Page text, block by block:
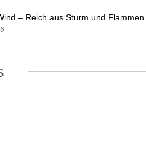
– Reich aus Sturm und